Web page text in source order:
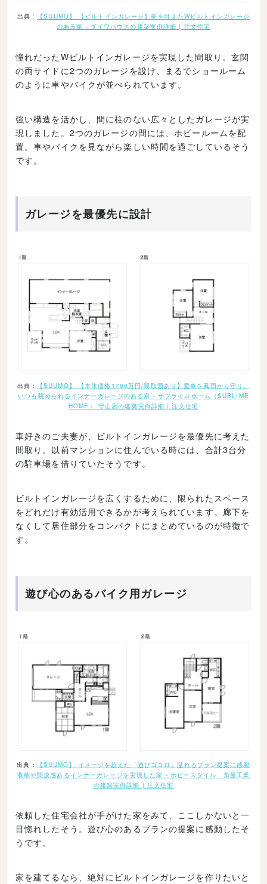
出典：
【SUUMO】 【ビルトインガレージ】夢を叶えたWビルトインガレージ
のある家 - ダイワハウスの建築実例詳細 | 注文住宅
憧れだったWビルトインガレージを実現した間取り。玄関
の両サイドに2つのガレージを設け、まるでショールーム
のように車やバイクが並べられています。
強い構造を活かし、間に柱のない広々としたガレージが実
現しました。2つのガレージの間には、ホビールームを配
置。車やバイクを見ながら楽しい時間を過ごしているそう
です。
ガレージを最優先に設計
出典：
【SUUMO】 【本体価格1700万円/間取図あり】愛車を風雨から守り、
いつも眺められるインナーガレージのある家 - サブライムホーム（SUBLIME
HOME） 守山店の建築実例詳細 | 注文住宅
車好きのご夫妻が、ビルトインガレージを最優先に考えた
間取り。以前マンションに住んでいる時には、合計3台分
の駐車場を借りていたそうです。
ビルトインガレージを広くするために、限られたスペース
をどれだけ有効活用できるかが考えられています。廊下を
なくして居住部分をコンパクトにまとめているのが特徴で
す。
遊び心のあるバイク用ガレージ
出典：
【SUUMO】 イメージを超えた「遊びゴコロ」溢れるプラン提案に感動
収納や開放感あるインナーガレージを実現した家 - ホビースタイル 角屋工業
の建築実例詳細 | 注文住宅
依頼した住宅会社が手がけた家をみて、ここしかないと一
目惚れしたそう。遊び心のあるプランの提案に感動したそ
うです。
家を建てるなら、絶対にビルトインガレージを作りたいと